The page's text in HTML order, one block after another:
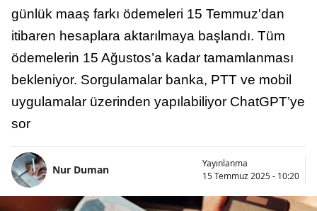
günlük maaş farkı ödemeleri 15 Temmuz'dan
itibaren hesaplara aktarılmaya başlandı. Tüm
ödemelerin 15 Ağustos’a kadar tamamlanması
bekleniyor. Sorgulamalar banka, PTT ve mobil
uygulamalar üzerinden yapılabiliyor ChatGPT’ye
sor
Nur Duman
Yayınlanma
15 Temmuz 2025 - 10:20